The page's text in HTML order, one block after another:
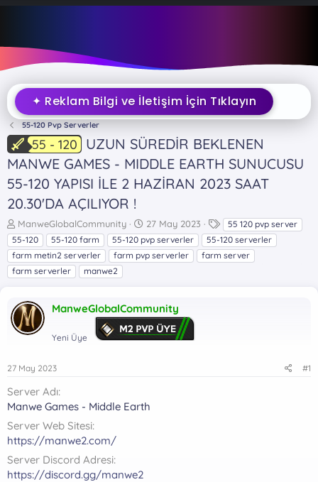
✦ Reklam Bilgi ve İletişim İçin Tıklayın
55-120 Pvp Serverler
55 - 120
UZUN SÜREDİR BEKLENEN
MANWE GAMES - MIDDLE EARTH SUNUCUSU
55-120 YAPISI İLE 2 HAZİRAN 2023 SAAT
20.30'DA AÇILIYOR !
K
o
n
b
u
u
b
a
a
a
ManweGlobalCommunity
B
a
ş
l
ı
ç
t
i
27 May 2023
E
t
i
k
55 120 pvp server
55-120
55-120 farm 55-120 pvp serverler
55-120 serverler
farm metin2 serverler
farm pvp serverler
farm server
farm serverler
manwe2
ManweGlobalCommunity
Yeni Üye
27 May 2023 #1
Server Adı
Manwe Games - Middle Earth
Server Web Sitesi
https://manwe2.com/
Server Discord Adresi
https://discord.gg/manwe2